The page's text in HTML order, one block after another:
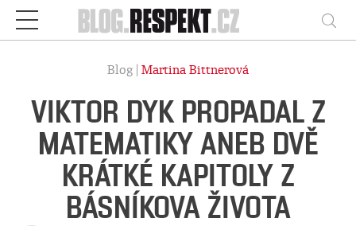
Respekt
Blog | Martina Bittnerová
VIKTOR DYK PROPADAL Z
MATEMATIKY ANEB DVĚ
KRÁTKÉ KAPITOLY Z
BÁSNÍKOVA ŽIVOTA